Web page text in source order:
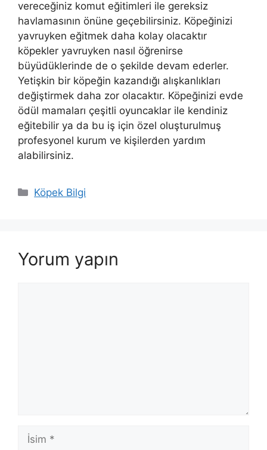
vereceğiniz komut eğitimleri ile gereksiz
havlamasının önüne geçebilirsiniz. Köpeğinizi
yavruyken eğitmek daha kolay olacaktır
köpekler yavruyken nasıl öğrenirse
büyüdüklerinde de o şekilde devam ederler.
Yetişkin bir köpeğin kazandığı alışkanlıkları
değiştirmek daha zor olacaktır. Köpeğinizi evde
ödül mamaları çeşitli oyuncaklar ile kendiniz
eğitebilir ya da bu iş için özel oluşturulmuş
profesyonel kurum ve kişilerden yardım
alabilirsiniz.
Kategoriler
Köpek Bilgi
Yorum yapın
İsim